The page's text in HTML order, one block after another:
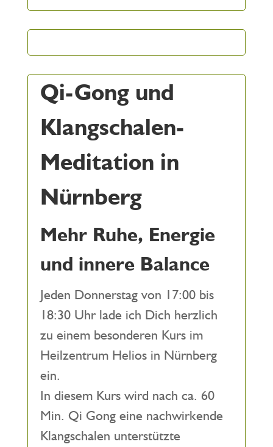
Qi-Gong und
Klangschalen-
Meditation in
Nürnberg
Mehr Ruhe, Energie
und innere Balance
Jeden Donnerstag von 17:00 bis
18:30 Uhr lade ich Dich herzlich
zu einem besonderen Kurs im
Heilzentrum Helios in Nürnberg
ein.
In diesem Kurs wird nach ca. 60
Min. Qi Gong eine nachwirkende
Klangschalen unterstützte